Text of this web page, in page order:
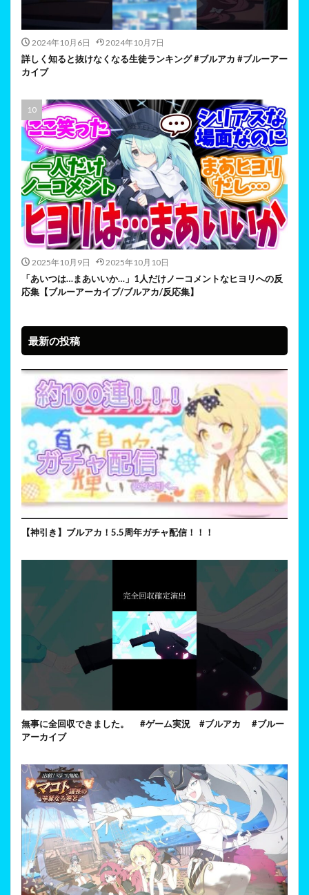
2024年10月6日 2024年10月7日
詳しく知ると抜けなくなる生徒ランキング #ブルアカ #ブルーアー
カイブ
2025年10月9日 2025年10月10日
「あいつは…まあいいか…」1人だけノーコメントなヒヨリへの反
応集【ブルーアーカイブ/ブルアカ/反応集】
最新の投稿
【神引き】ブルアカ！5.5周年ガチャ配信！！！
無事に全回収できました。 #ゲーム実況 #ブルアカ #ブルー
アーカイブ